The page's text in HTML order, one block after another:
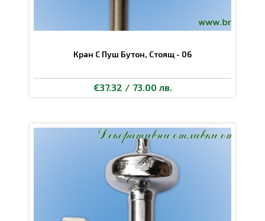
Кран С Пуш Бутон, Стоящ - 06
€37.32 / 73.00 лв.